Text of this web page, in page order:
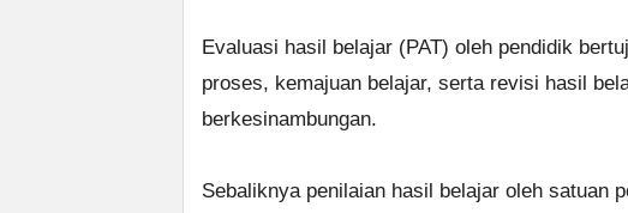
Evaluasi hasil belajar (PAT) oleh pendidik
proses, kemajuan belajar, serta revisi hasil
berkesinambungan.
Sebaliknya penilaian hasil belajar oleh satuan